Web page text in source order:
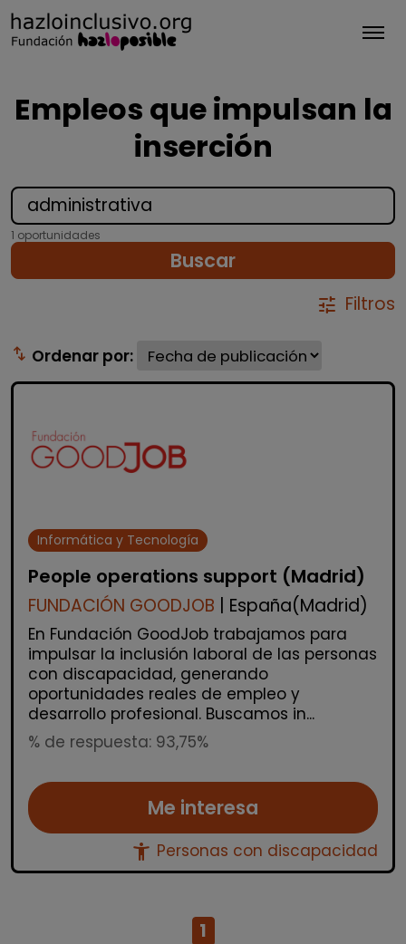
Empleos que impulsan la
inserción
1 oportunidades
Buscar
tune Filtros
swap_vert Ordenar por:
Informática y Tecnología
People operations support (Madrid)
FUNDACIÓN GOODJOB | España(Madrid)
En Fundación GoodJob trabajamos para
impulsar la inclusión laboral de las personas
con discapacidad, generando
oportunidades reales de empleo y
desarrollo profesional. Buscamos in...
% de respuesta: 93,75%
Me interesa
accessibility_new Personas con discapacidad
1